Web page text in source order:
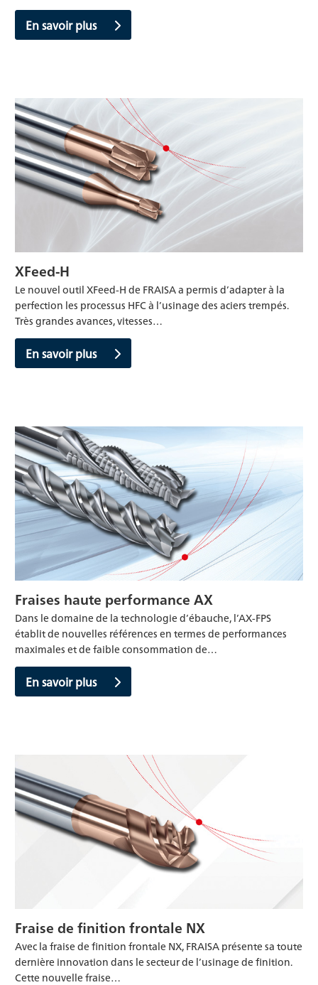
En savoir plus
XFeed-H
Le nouvel outil XFeed-H de FRAISA a permis d’adapter à la
perfection les processus HFC à l’usinage des aciers trempés.
Très grandes avances, vitesses…
En savoir plus
Fraises haute performance AX
Dans le domaine de la technologie d’ébauche, l’AX-FPS
établit de nouvelles références en termes de performances
maximales et de faible consommation de…
En savoir plus
Fraise de finition frontale NX
Avec la fraise de finition frontale NX, FRAISA présente sa toute
dernière innovation dans le secteur de l’usinage de finition.
Cette nouvelle fraise…